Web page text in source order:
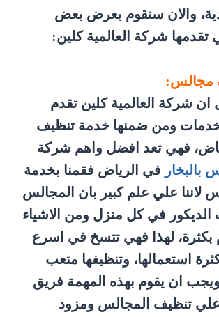
والان سنقوم بعرض بعض
تقدمها شركة العالمية كلين:
مجالس:
ان شركة العالمية كلين تقدم
ومن ضمنها خدمة تنظيف
فهي تعد افضل واهم شركة
في الرياض فقمنا بخدمة
لاننا علي علم كبير بان المجالس
في كل منزل ومن الاشياء
بكثرة، لهذا فهي تتسخ في اسرع
استعمالها، وتنظيفها متعب
ويجب ان يقوم بهذه المهمة فريق
تنظيف المجالس ومزود